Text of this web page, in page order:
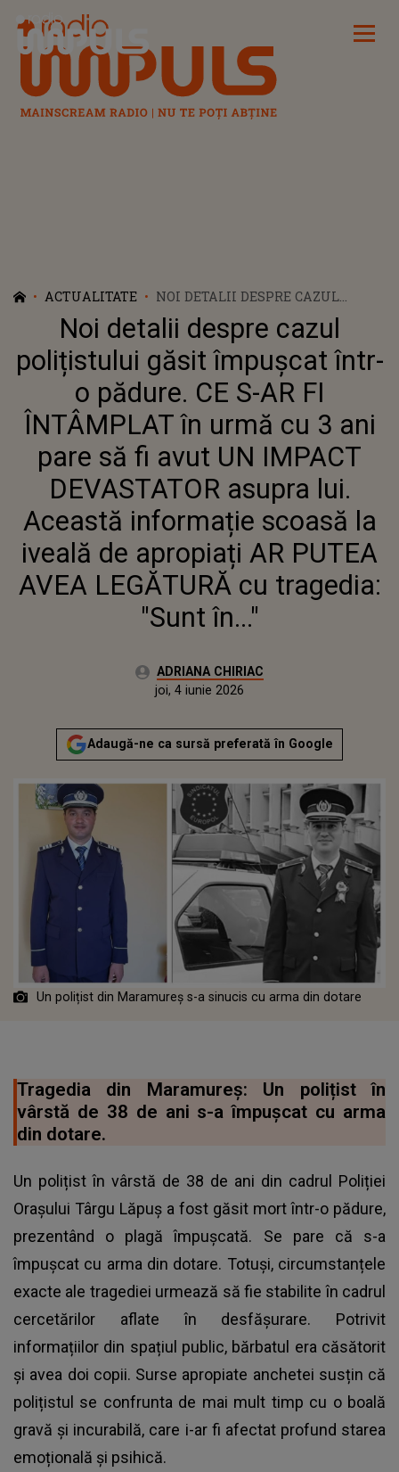
Radio Impuls
ACTUALITATE
NOI DETALII DESPRE CAZUL
POLIȚISTULUI GĂSIT ÎMPUȘCAT
ÎNTR-O PĂDURE. CE S-AR FI
ÎNTÂMPLAT ÎN URMĂ CU 3 ANI
PARE SĂ FI AVUT UN IMPACT
DEVASTATOR ASUPRA LUI.
LA IVEALĂ DE APROPIAȚI AR
PUTEA AVEA LEGĂTURĂ CU
TRAGEDIA: "SUNT ÎN..."
Noi detalii despre cazul
polițistului găsit împușcat într-
o pădure. CE S-AR FI
ÎNTÂMPLAT în urmă cu 3 ani
pare să fi avut UN IMPACT
DEVASTATOR asupra lui.
Această informație scoasă la
iveală de apropiați AR PUTEA
AVEA LEGĂTURĂ cu tragedia:
"Sunt în..."
Autor:ADRIANA CHIRIAC
Actualizat:
joi, 4 iunie 2026
Adaugă-ne ca sursă preferată în Google
Un polițist din Maramureș s-a sinucis cu arma din dotare
Tragedia din Maramureș: Un polițist în
vârstă de 38 de ani s-a împușcat cu arma
din dotare.
Un polițist în vârstă de 38 de ani din cadrul Poliției
Orașului Târgu Lăpuș a fost găsit mort într-o pădure,
prezentând o plagă împușcată. Se pare că s-a
împușcat cu arma din dotare. Totuși, circumstanțele
exacte ale tragediei urmează să fie stabilite în cadrul
cercetărilor aflate în desfășurare. Potrivit
informațiilor din spațiul public, bărbatul era căsătorit
și avea doi copii. Surse apropiate anchetei susțin că
polițistul se confrunta de mai mult timp cu o boală
gravă și incurabilă, care i-ar fi afectat profund starea
emoțională și psihică.